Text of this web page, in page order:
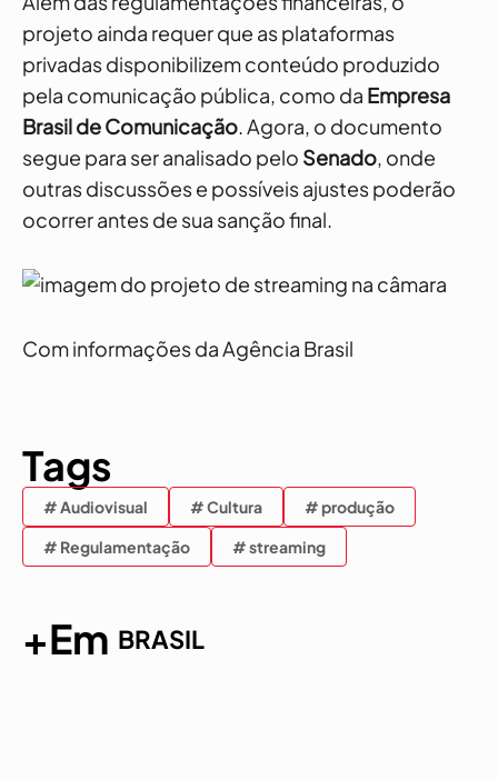
projeto ainda requer que as plataformas
privadas disponibilizem conteúdo produzido
pela comunicação pública, como da Empresa
Brasil de Comunicação. Agora, o documento
segue para ser analisado pelo Senado, onde
outras discussões e possíveis ajustes poderão
ocorrer antes de sua sanção final.
Com informações da Agência Brasil
Tags
# Audiovisual # Cultura
# produção
# Regulamentação
# streaming
+Em BRASIL